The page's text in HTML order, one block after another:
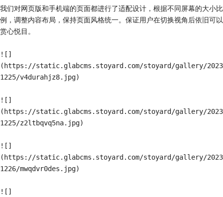
我们对网页版和手机端的页面都进行了适配设计，根据不同屏幕的大小比
例，调整内容布局，保持页面风格统一。保证用户在切换视角后依旧可以
赏心悦目。
![]
(https://static.glabcms.stoyard.com/stoyard/gallery/2023
1225/v4durahjz8.jpg)
![]
(https://static.glabcms.stoyard.com/stoyard/gallery/2023
1225/z2ltbqvq5na.jpg)
![]
(https://static.glabcms.stoyard.com/stoyard/gallery/2023
1226/mwqdvr0des.jpg)
![]